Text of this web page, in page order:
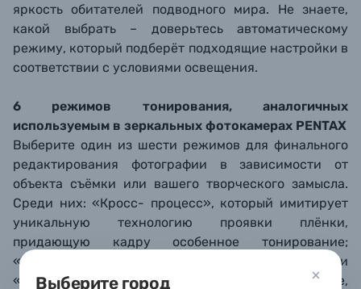
Выберите город
яркость обитателей подводного мира. Не знаете,
какой выбрать – доверьтесь автоматическому
режиму, который подберёт подходящие настройки в
соответствии с условиями освещения.
6 режимов тонирования, аналогичных
используемым в зеркальных фотокамерах PENTAX
Выберите один из шести режимов для финального
редактирования фотографии в зависимости от
объекта съёмки или вашего творческого замысла.
Среди них: «Кросс- процесс», который имитирует
уникальную технологию проявки плёнки,
придающую кадру особенное тонирование;
«Vibrant» с яркими и сочными цветами; и
«Позитивная плёнка», создающая динамичные,